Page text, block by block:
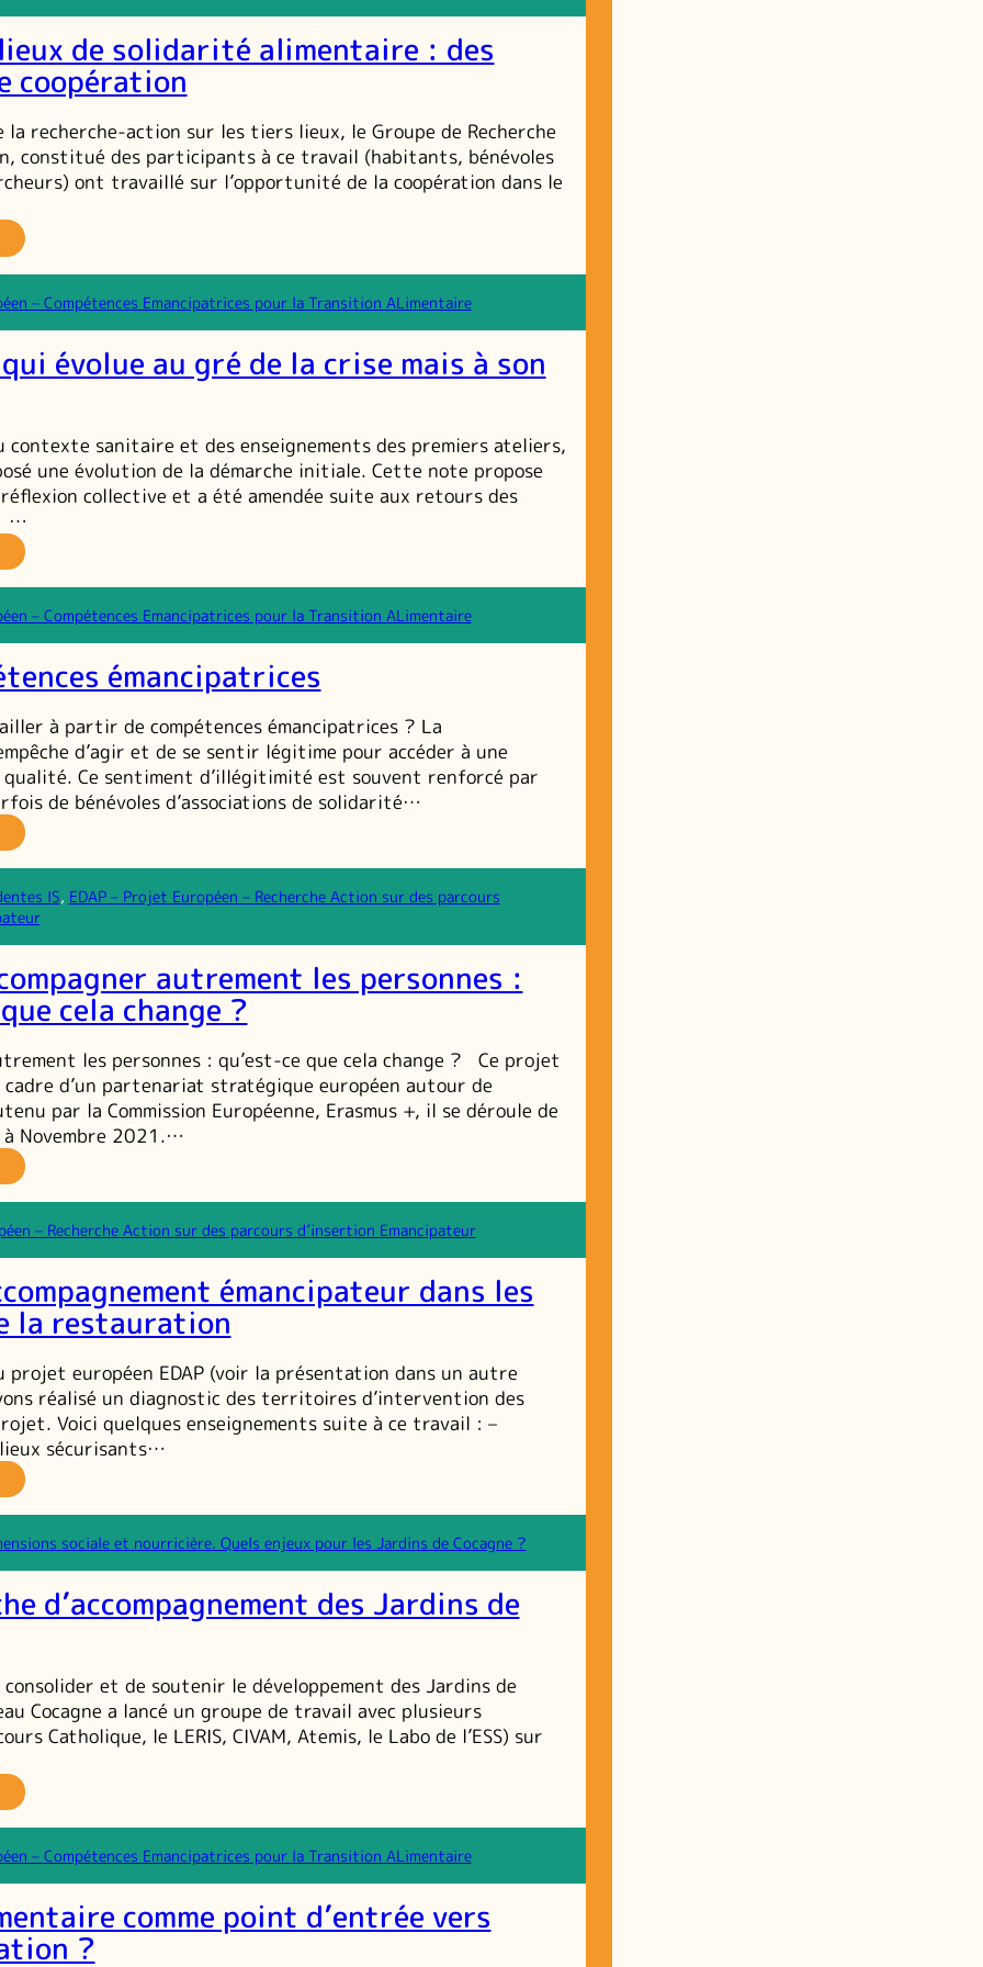
de solidarité alimentaire : des
coopération
la recherche-action sur les tiers lieux, le Groupe de Recherche
constitué des participants à ce travail (habitants, bénévoles
ont travaillé sur l’opportunité de la coopération dans le
:
– Compétences Emancipatrices pour la Transition ALimentaire
évolue au gré de la crise mais à son
contexte sanitaire et des enseignements des premiers ateliers,
une évolution de la démarche initiale. Cette note propose
collective et a été amendée suite aux retours des
…
– Compétences Emancipatrices pour la Transition ALimentaire
émancipatrices
à partir de compétences émancipatrices ? La
d’agir et de se sentir légitime pour accéder à une
Ce sentiment d’illégitimité est souvent renforcé par
de bénévoles d’associations de solidarité…
IS, EDAP – Projet Européen – Recherche Action sur des parcours
autrement les personnes :
cela change ?
les personnes : qu’est-ce que cela change ? Ce projet
cadre d’un partenariat stratégique européen autour de
par la Commission Européenne, Erasmus +, il se déroule de
Novembre 2021.…
:
?
– Recherche Action sur des parcours d’insertion Emancipateur
émancipateur dans les
la restauration
projet européen EDAP (voir la présentation dans un autre
réalisé un diagnostic des territoires d’intervention des
Voici quelques enseignements suite à ce travail : –
sécurisants…
sociale et nourricière. Quels enjeux pour les Jardins de Cocagne ?
d’accompagnement des Jardins de
consolider et de soutenir le développement des Jardins de
Cocagne a lancé un groupe de travail avec plusieurs
Catholique, le LERIS, CIVAM, Atemis, le Labo de l’ESS) sur
– Compétences Emancipatrices pour la Transition ALimentaire
comme point d’entrée vers
?